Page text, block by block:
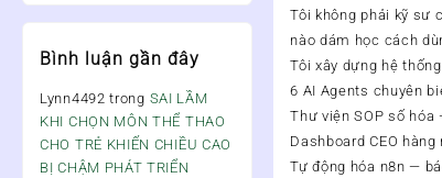
Bình luận gần đây
Lynn4492 trong SAI LẦM
KHI CHỌN MÔN THỂ THAO
CHO TRẺ KHIẾN CHIỀU CAO
BỊ CHẬM PHÁT TRIỂN
Tôi không phải kỹ sư
nào dám học cách
Tôi xây dựng hệ
6 AI Agents chuyên
Thư viện SOP số
Dashboard CEO
Tự động hóa n8n —